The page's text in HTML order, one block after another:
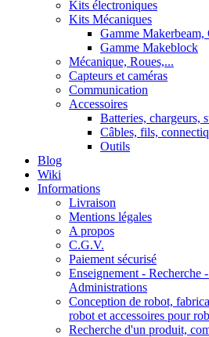
Kits électroniques
Kits Mécaniques
Gamme Makerbeam,
Gamme Makeblock
Mécanique, Roues,...
Capteurs et caméras
Communication
Accessoires
Batteries, chargeurs,
Câbles, fils,
Outils
Blog
Wiki
Informations
Livraison
Mentions légales
A propos
C.G.V.
Paiement sécurisé
Enseignement - Recherche
Administrations
Conception de robot,
robot et accessoires pour
Recherche d'un produit,